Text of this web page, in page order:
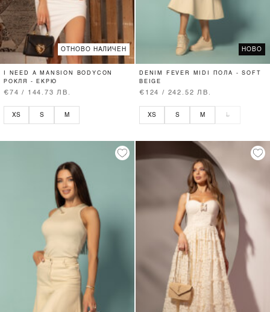
ОТНОВО НАЛИЧЕН
I NEED A MANSION BODYCON
РОКЛЯ - ЕКРЮ
€74 / 144.73 ЛВ.
XS S M
НОВО
DENIM FEVER MIDI ПОЛА - SOFT
BEIGE
€124 / 242.52 ЛВ.
XS S M L